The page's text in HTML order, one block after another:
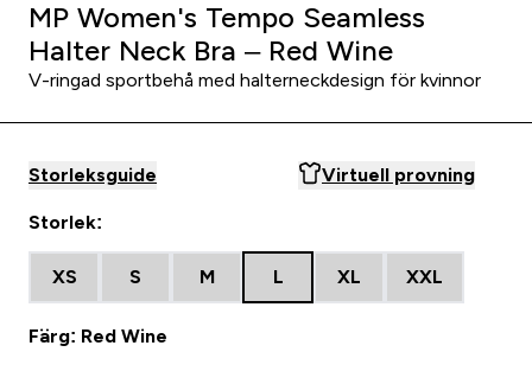
MP Women's Tempo Seamless
Halter Neck Bra – Red Wine
V-ringad sportbehå med halterneckdesign för kvinnor
Storleksguide Virtuell provning
Storlek:
XS S M L XL XXL
Färg: Red Wine